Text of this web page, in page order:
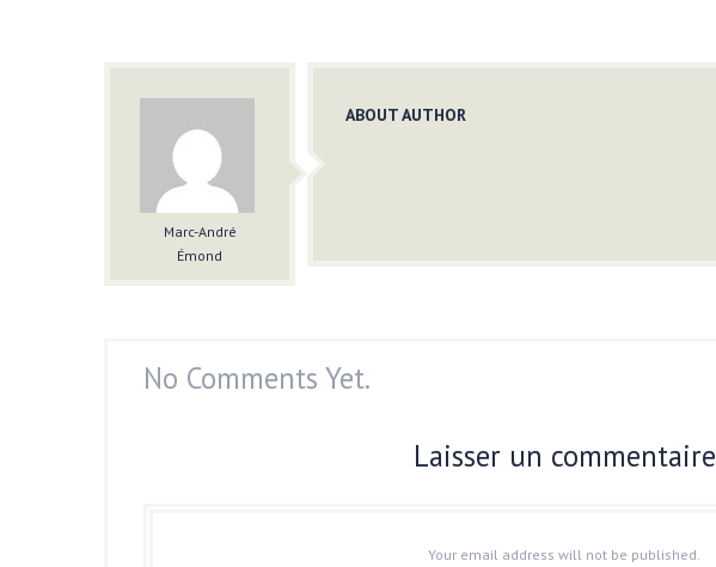
Marc-André
Émond
ABOUT AUTHOR
No Comments Yet.
Laisser un commentaire
Your email address will not be published.